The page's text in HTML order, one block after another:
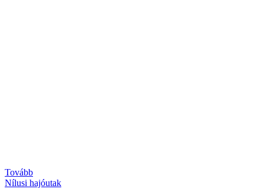
Tovább
Nílusi hajóutak